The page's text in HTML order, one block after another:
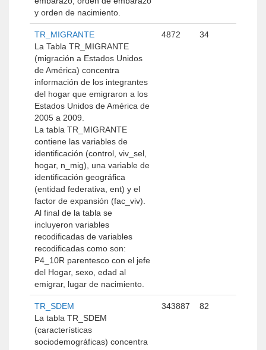
y orden de nacimiento.
TR_MIGRANTE
La Tabla TR_MIGRANTE
(migración a Estados Unidos
de América) concentra
información de los integrantes
del hogar que emigraron a los
Estados Unidos de América de
2005 a 2009.
La tabla TR_MIGRANTE
contiene las variables de
identificación (control, viv_sel,
hogar, n_mig), una variable de
identificación geográfica
(entidad federativa, ent) y el
factor de expansión (fac_viv).
Al final de la tabla se
incluyeron variables
recodificadas de variables
recodificadas como son:
P4_10R parentesco con el jefe
del Hogar, sexo, edad al
emigrar, lugar de nacimiento.
4872 34
TR_SDEM
La tabla TR_SDEM
(características
sociodemográficas) concentra
343887 82